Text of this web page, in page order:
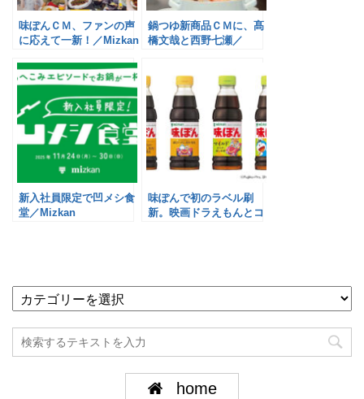
味ぽんＣＭ、ファンの声
に応えて一新！／Mizkan
鍋つゆ新商品ＣＭに、髙
橋文哉と西野七瀬／
新入社員限定で凹メシ食
堂／Mizkan
味ぽんで初のラベル刷
新。映画ドラえもんとコ
home